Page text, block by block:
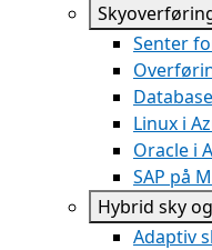
Senter
Linux i
Oracle i
SAP på
Hybrid sky
Adaptiv